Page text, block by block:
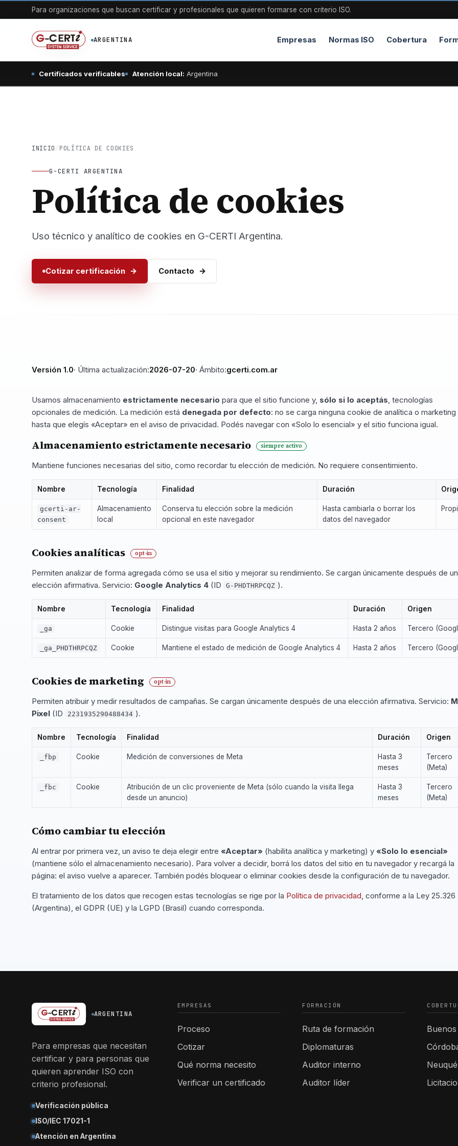
Para organizaciones que buscan certificar y profesionales que quieren formarse con criterio ISO.
ARGENTINA Empresas Normas ISO Cobertura
Certificados verificables Atención local: Argentina
INICIO / POLÍTICA DE COOKIES
G-CERTI ARGENTINA
Política de cookies
Uso técnico y analítico de cookies en G-CERTI Argentina.
Cotizar certificación Contacto
Versión 1.0· Última actualización:2026-07-20· Ámbito:gcerti.com.ar
Usamos almacenamiento estrictamente necesario para que el sitio funcione y, sólo si lo aceptás, tecnologías
opcionales de medición. La medición está denegada por defecto: no se carga ninguna cookie de analítica o marketing
hasta que elegís «Aceptar» en el aviso de privacidad. Podés navegar con «Solo lo esencial» y el sitio funciona igual.
Almacenamiento estrictamente necesario siempre activo
Mantiene funciones necesarias del sitio, como recordar tu elección de medición. No requiere consentimiento.
Nombre Tecnología Finalidad Duración
gcerti-ar-
consent
Almacenamiento
local
Conserva tu elección sobre la medición
opcional en este navegador
Hasta cambiarla o borrar los
datos del navegador
Cookies analíticas opt-in
Permiten analizar de forma agregada cómo se usa el sitio y mejorar su rendimiento. Se cargan únicamente después de
elección afirmativa. Servicio: Google Analytics 4 (ID G-PHDTHRPCQZ ).
Nombre Tecnología Finalidad Duración Origen
_ga Cookie Distingue visitas para Google Analytics 4 Hasta 2 años Tercero
_ga_PHDTHRPCQZ Cookie Mantiene el estado de medición de Google Analytics 4 Hasta 2 años Tercero
Cookies de marketing opt-in
Permiten atribuir y medir resultados de campañas. Se cargan únicamente después de una elección afirmativa. Servicio:
Pixel (ID 2231935290488434 ).
Nombre Tecnología Finalidad Duración Origen
_fbp Cookie Medición de conversiones de Meta
Hasta 3
meses
Tercero
(Meta)
_fbc Cookie
Atribución de un clic proveniente de Meta (sólo cuando la visita llega
desde un anuncio)
Hasta 3
meses
Tercero
(Meta)
Cómo cambiar tu elección
Al entrar por primera vez, un aviso te deja elegir entre «Aceptar» (habilita analítica y marketing) y «Solo lo esencial»
(mantiene sólo el almacenamiento necesario). Para volver a decidir, borrá los datos del sitio en tu navegador y recargá la
página: el aviso vuelve a aparecer. También podés bloquear o eliminar cookies desde la configuración de tu navegador.
El tratamiento de los datos que recogen estas tecnologías se rige por la Política de privacidad, conforme a la Ley 25.326
(Argentina), el GDPR (UE) y la LGPD (Brasil) cuando corresponda.
ARGENTINA
Para empresas que necesitan
certificar y para personas que
quieren aprender ISO con
criterio profesional.
Verificación pública
ISO/IEC 17021-1
Atención en Argentina
EMPRESAS
Proceso
Cotizar
Qué norma necesito
Verificar un certificado
FORMACIÓN
Ruta de formación
Diplomaturas
Auditor interno
Auditor líder